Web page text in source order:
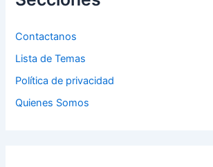
o
:Contactanos
Lista de Temas
Política de privacidad
Quienes Somos